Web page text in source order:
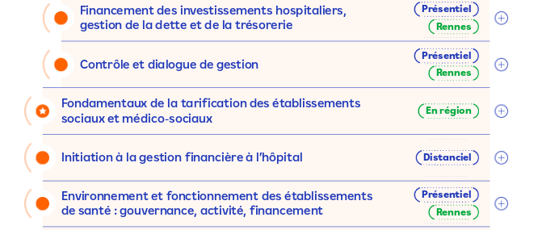
Environnement et fonctionnement des établissements
de santé : gouvernance, activité, financement
Fondamentaux de la tarification des établissements
sociaux et médico-sociaux
Initiation à la gestion financière à l’hôpital
Financement des investissements hospitaliers,
gestion de la dette et de la trésorerie
Contrôle et dialogue de gestion
Présentiel
Rennes
Présentiel
Rennes
Présentiel
Rennes
En région
Distanciel